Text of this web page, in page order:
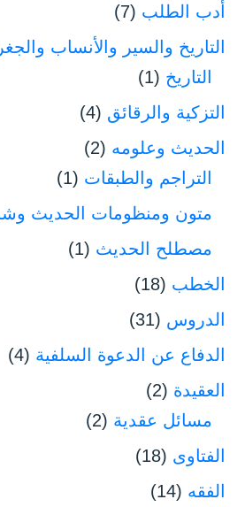
أدب الطلب (7)
التاريخ والسير والأنساب
التاريخ (1)
التزكية والرقائق (4)
الحديث وعلومه (2)
التراجم والطبقات (1)
متون ومنظومات الحديث
مصطلح الحديث (1)
الخطب (18)
الدروس (31)
الدفاع عن الدعوة السلفية (4)
العقيدة (2)
مسائل عقدية (2)
الفتاوى (18)
الفقه (14)